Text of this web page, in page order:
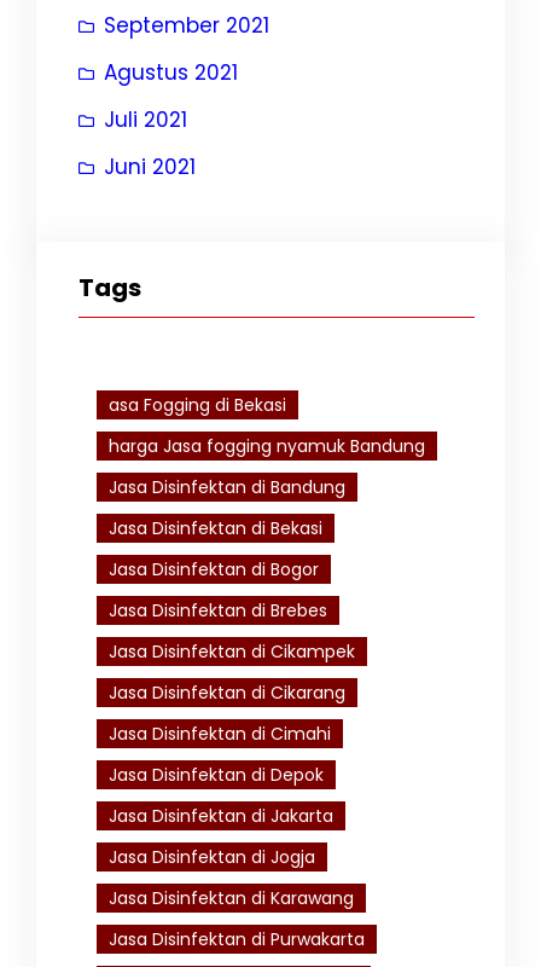
September 2021
Agustus 2021
Juli 2021
Juni 2021
Tags
asa Fogging di Bekasi
harga Jasa fogging nyamuk Bandung
Jasa Disinfektan di Bandung
Jasa Disinfektan di Bekasi
Jasa Disinfektan di Bogor
Jasa Disinfektan di Brebes
Jasa Disinfektan di Cikampek
Jasa Disinfektan di Cikarang
Jasa Disinfektan di Cimahi
Jasa Disinfektan di Depok
Jasa Disinfektan di Jakarta
Jasa Disinfektan di Jogja
Jasa Disinfektan di Karawang
Jasa Disinfektan di Purwakarta